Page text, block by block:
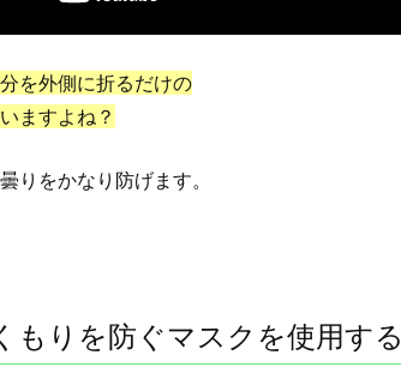
を外側に折るだけの
ますよね？
りをかなり防げます。
もりを防ぐマスクを使用する